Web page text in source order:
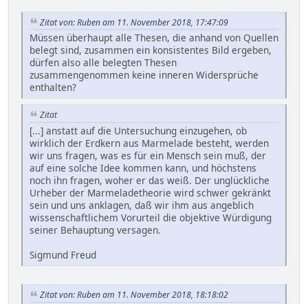
Zitat von: Ruben am 11. November 2018, 17:47:09
Müssen überhaupt alle Thesen, die anhand von Quellen
belegt sind, zusammen ein konsistentes Bild ergeben,
dürfen also alle belegten Thesen
zusammengenommen keine inneren Widersprüche
enthalten?
Zitat
[...] anstatt auf die Untersuchung einzugehen, ob
wirklich der Erdkern aus Marmelade besteht, werden
wir uns fragen, was es für ein Mensch sein muß, der
auf eine solche Idee kommen kann, und höchstens
noch ihn fragen, woher er das weiß. Der unglückliche
Urheber der Marmeladetheorie wird schwer gekränkt
sein und uns anklagen, daß wir ihm aus angeblich
wissenschaftlichem Vorurteil die objektive Würdigung
seiner Behauptung versagen.
Sigmund Freud
Zitat von: Ruben am 11. November 2018, 18:18:02